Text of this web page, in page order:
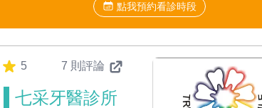
點我預約看診時段
5 7 則評論
七采牙醫診所